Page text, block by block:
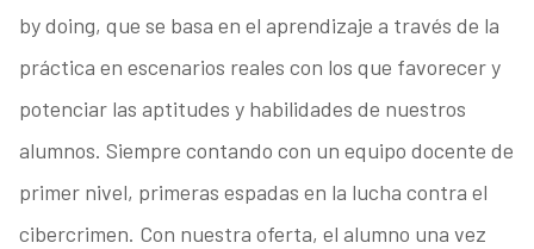
by doing, que se basa en el aprendizaje a través de la
práctica en escenarios reales con los que favorecer y
potenciar las aptitudes y habilidades de nuestros
alumnos. Siempre contando con un equipo docente de
primer nivel, primeras espadas en la lucha contra el
cibercrimen. Con nuestra oferta, el alumno una vez